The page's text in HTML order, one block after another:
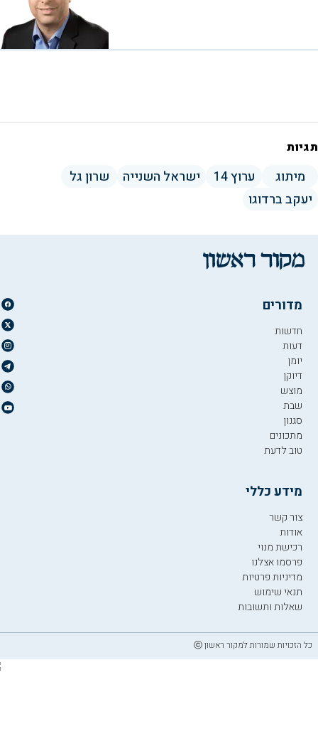
תגיות
מיתוג ערוץ 14 ישראל השנייה
שרון גל
יעקב ברדוגו
מדורים
חדשות
דעות
יומן
דיוקן
מוצש
שבת
סגנון
מתכונים
טוב לדעת
מידע כללי
צור קשר
אודות
רכישת מנוי
פרסמו אצלנו
מדיניות פרטיות
תנאי שימוש
שאלות ותשובות
כל הזכויות שמורות למקור ראשון ⓒ